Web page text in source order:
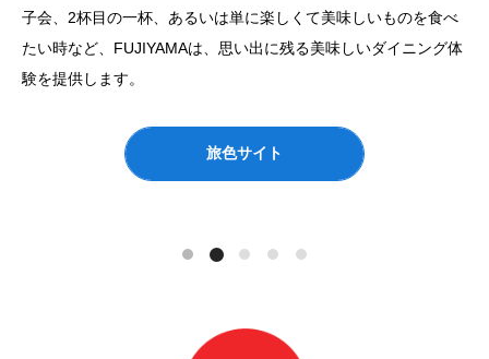
子会、2杯目の一杯、あるいは単に楽しくて美味しいものを食べ
たい時など、FUJIYAMAは、思い出に残る美味しいダイニング体
験を提供します。
旅色サイト